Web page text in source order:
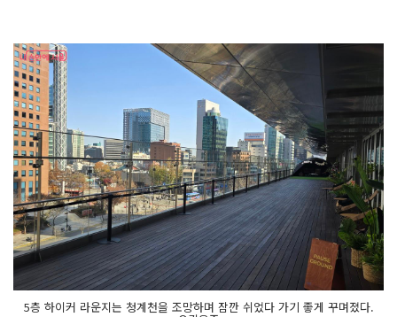
5층 하이커 라운지는 청계천을 조망하며 잠깐 쉬었다 가기 좋게 꾸며졌다.